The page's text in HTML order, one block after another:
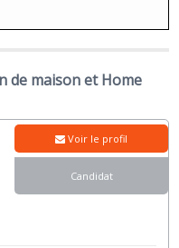
de maison et Home
Voir le profil
Candidat